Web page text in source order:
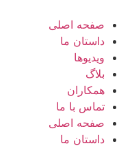
محتوا
صفحه اصلی
داستان ما
ویدیوها
بلاگ
همکاران
تماس با ما
صفحه اصلی
داستان ما